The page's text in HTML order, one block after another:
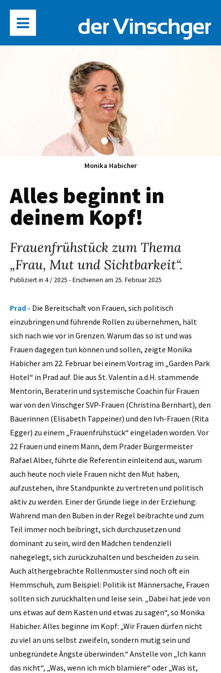
Monika Habicher
Alles beginnt in
deinem Kopf!
Frauenfrühstück zum Thema
„Frau, Mut und Sichtbarkeit“.
Publiziert in 4 / 2025 - Erschienen am 25. Februar 2025
Prad - Die Bereitschaft von Frauen, sich politisch
einzubringen und führende Rollen zu übernehmen, hält
sich nach wie vor in Grenzen. Warum das so ist und was
Frauen dagegen tun können und sollen, zeigte Monika
Habicher am 22. Februar bei einem Vortrag im „Garden Park
Hotel“ in Prad auf. Die aus St. Valentin a.d.H. stammende
Mentorin, Beraterin und systemische Coachin für Frauen
war von den Vinschger SVP-Frauen (Christina Bernhart), den
Bäuerinnen (Elisabeth Tappeiner) und den lvh-Frauen (Rita
Egger) zu einem „Frauenfrühstück“ eingeladen worden. Vor
22 Frauen und einem Mann, dem Prader Bürgermeister
Rafael Alber, führte die Referentin einleitend aus, warum
auch heute noch viele Frauen nicht den Mut haben,
aufzustehen, ihre Standpunkte zu vertreten und politisch
aktiv zu werden. Einer der Gründe liege in der Erziehung:
Während man den Buben in der Regel beibrachte und zum
Teil immer noch beibringt, sich durchzusetzen und
dominant zu sein, wird den Mädchen tendenziell
nahegelegt, sich zurückzuhalten und bescheiden zu sein.
Auch althergebrachte Rollenmuster sind noch oft ein
Hemmschuh, zum Beispiel: Politik ist Männersache, Frauen
sollten sich zurückhalten und leise sein. „Dabei hat jede von
uns etwas auf dem Kasten und etwas zu sagen“, so Monika
Habicher. Alles beginne im Kopf: „Wir Frauen dürfen nicht
zu viel an uns selbst zweifeln, sondern mutig sein und
unbegründete Ängste überwinden.“ Anstelle von „Ich kann
das nicht“, „Was, wenn ich mich blamiere“ oder „Was ist,